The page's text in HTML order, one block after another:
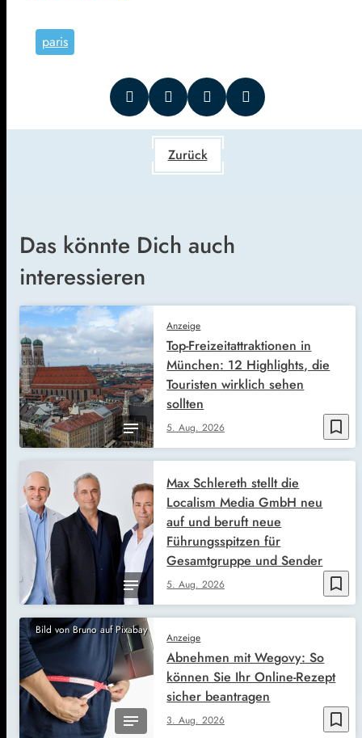
paris
Zurück
Das könnte Dich auch
interessieren
bookmark_border
Anzeige
5. Aug. 2026
Top-Freizeitattraktionen in
München: 12 Highlights, die
Touristen wirklich sehen
sollten
bookmark_border
5. Aug. 2026
Max Schlereth stellt die
Localism Media GmbH neu
auf und beruft neue
Führungsspitzen für
Gesamtgruppe und Sender
Bild von Bruno auf Pixabay
bookmark_border
Anzeige
3. Aug. 2026
Abnehmen mit Wegovy: So
können Sie Ihr Online-Rezept
sicher beantragen